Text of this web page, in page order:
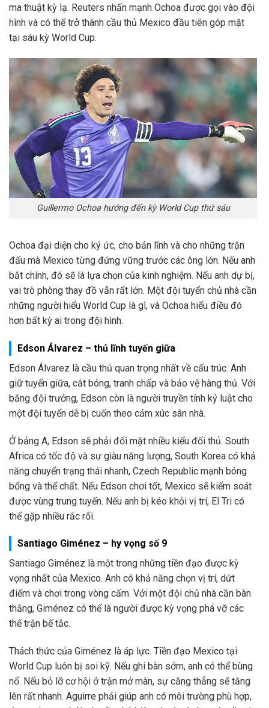
ma thuật kỳ lạ. Reuters nhấn mạnh Ochoa được gọi vào đội
hình và có thể trở thành cầu thủ Mexico đầu tiên góp mặt
tại sáu kỳ World Cup.
Guillermo Ochoa hướng đến kỳ World Cup thứ sáu
Ochoa đại diện cho ký ức, cho bản lĩnh và cho những trận
đấu mà Mexico từng đứng vững trước các ông lớn. Nếu anh
bắt chính, đó sẽ là lựa chọn của kinh nghiệm. Nếu anh dự bị,
vai trò phòng thay đồ vẫn rất lớn. Một đội tuyển chủ nhà cần
những người hiểu World Cup là gì, và Ochoa hiểu điều đó
hơn bất kỳ ai trong đội hình.
Edson Álvarez – thủ lĩnh tuyến giữa
Edson Álvarez là cầu thủ quan trọng nhất về cấu trúc. Anh
giữ tuyến giữa, cắt bóng, tranh chấp và bảo vệ hàng thủ. Với
băng đội trưởng, Edson còn là người truyền tính kỷ luật cho
một đội tuyển dễ bị cuốn theo cảm xúc sân nhà.
Ở bảng A, Edson sẽ phải đối mặt nhiều kiểu đối thủ. South
Africa có tốc độ và sự giàu năng lượng, South Korea có khả
năng chuyển trạng thái nhanh, Czech Republic mạnh bóng
bổng và thể chất. Nếu Edson chơi tốt, Mexico sẽ kiểm soát
được vùng trung tuyến. Nếu anh bị kéo khỏi vị trí, El Tri có
thể gặp nhiều rắc rối.
Santiago Giménez – hy vọng số 9
Santiago Giménez là một trong những tiền đạo được kỳ
vọng nhất của Mexico. Anh có khả năng chọn vị trí, dứt
điểm và chơi trong vòng cấm. Với một đội chủ nhà cần bàn
thắng, Giménez có thể là người được kỳ vọng phá vỡ các
thế trận bế tắc.
Thách thức của Giménez là áp lực. Tiền đạo Mexico tại
World Cup luôn bị soi kỹ. Nếu ghi bàn sớm, anh có thể bùng
nổ. Nếu bỏ lỡ cơ hội ở trận mở màn, sự căng thẳng sẽ tăng
lên rất nhanh. Aguirre phải giúp anh có môi trường phù hợp,